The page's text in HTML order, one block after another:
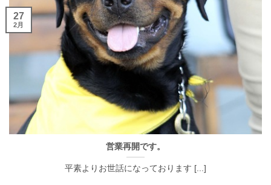
営業再開です。
平素よりお世話になっております [...]
27
2月